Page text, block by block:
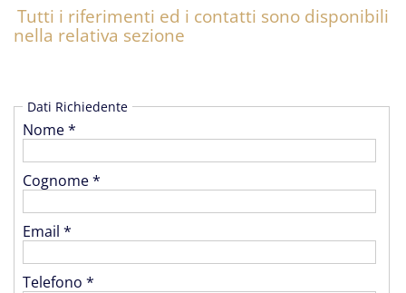
Tutti i riferimenti ed i contatti sono disponibili
nella relativa sezione
Dati Richiedente
Nome *
Cognome *
Email *
Telefono *